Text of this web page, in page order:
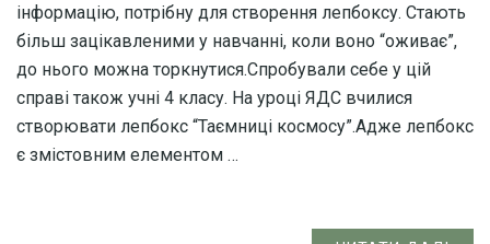
інформацію, потрібну для створення лепбоксу. Стають
більш зацікавленими у навчанні, коли воно “оживає”,
до нього можна торкнутися.Спробували себе у цій
справі також учні 4 класу. На уроці ЯДС вчилися
створювати лепбокс “Таємниці космосу”.Адже лепбокс
є змістовним елементом …